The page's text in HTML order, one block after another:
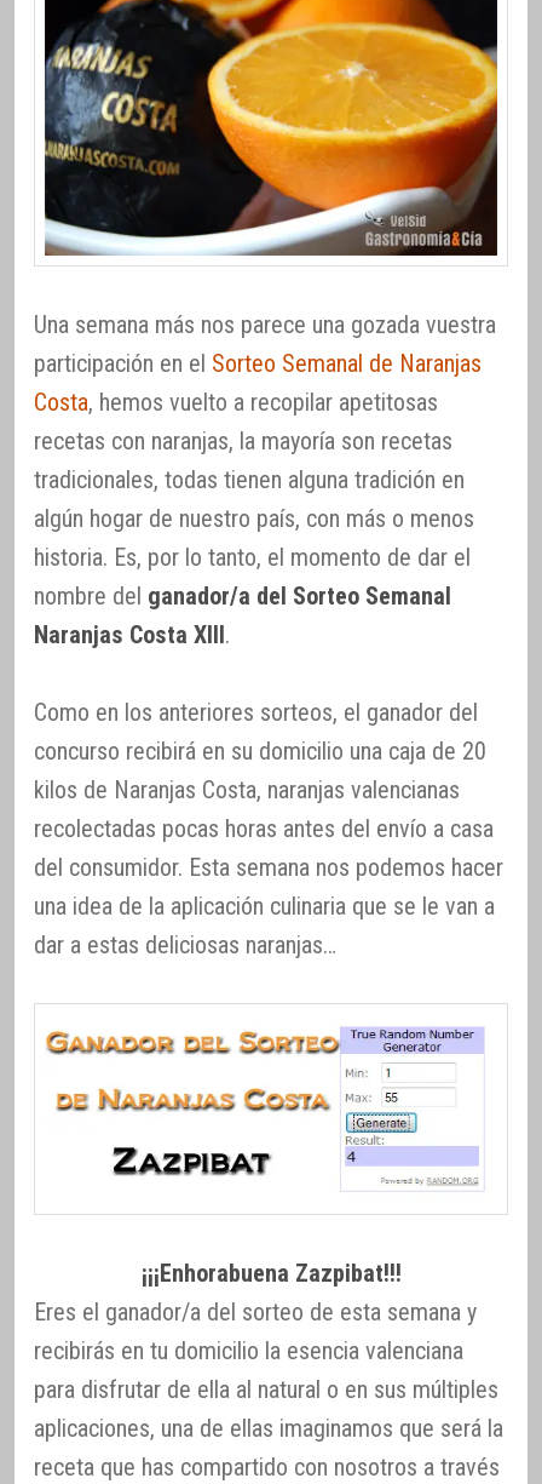
Una semana más nos parece una gozada vuestra
participación en el Sorteo Semanal de Naranjas
Costa, hemos vuelto a recopilar apetitosas
recetas con naranjas, la mayoría son recetas
tradicionales, todas tienen alguna tradición en
algún hogar de nuestro país, con más o menos
historia. Es, por lo tanto, el momento de dar el
nombre del ganador/a del Sorteo Semanal
Naranjas Costa XIII.
Como en los anteriores sorteos, el ganador del
concurso recibirá en su domicilio una caja de 20
kilos de Naranjas Costa, naranjas valencianas
recolectadas pocas horas antes del envío a casa
del consumidor. Esta semana nos podemos hacer
una idea de la aplicación culinaria que se le van a
dar a estas deliciosas naranjas…
¡¡¡Enhorabuena Zazpibat!!!
Eres el ganador/a del sorteo de esta semana y
recibirás en tu domicilio la esencia valenciana
para disfrutar de ella al natural o en sus múltiples
aplicaciones, una de ellas imaginamos que será la
receta que has compartido con nosotros a través